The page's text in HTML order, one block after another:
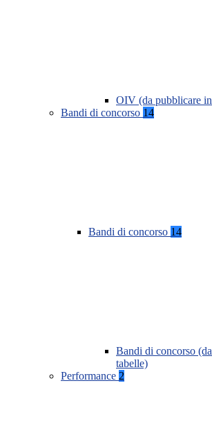
OIV (da pubblicare
Bandi di concorso 14
Bandi di concorso 14
Bandi di concorso
tabelle)
Performance 2